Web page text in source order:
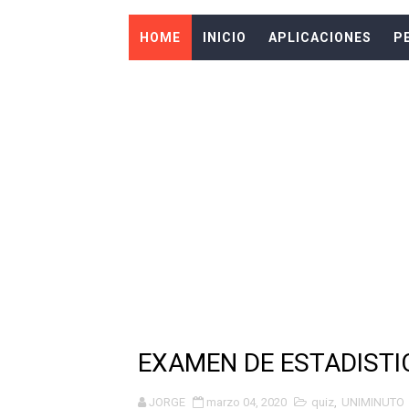
PERSONALIZA TU
DESCARGA ESTA
LOS MEJORES WIDGETS
DESCARGA ESTA
HOME INICIO APLICACIONES
EXAMEN DE
JORGE marzo 04, 2020 quiz, UNIMINUTO